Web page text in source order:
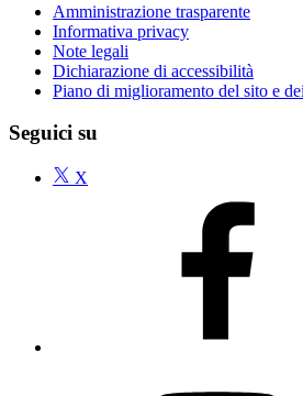
Amministrazione trasparente
Informativa privacy
Note legali
Dichiarazione di accessibilità
Piano di miglioramento del sito e
Seguici su
X